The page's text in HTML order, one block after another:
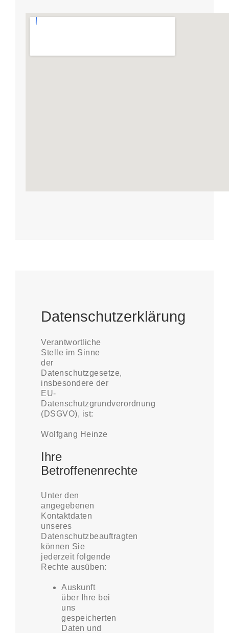
Datenschutzerklärung
Verantwortliche
Stelle im Sinne
der
Datenschutzgesetze,
insbesondere der
EU-
Datenschutzgrundverordnung
(DSGVO), ist:
Wolfgang Heinze
Ihre
Betroffenenrechte
Unter den
angegebenen
Kontaktdaten
unseres
Datenschutzbeauftragten
können Sie
jederzeit folgende
Rechte ausüben:
Auskunft
über Ihre bei
uns
gespeicherten
Daten und